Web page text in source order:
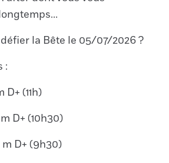
la Bête le 05/07/2026 ?
:
D+ (11h)
D+ (10h30)
m D+ (9h30)